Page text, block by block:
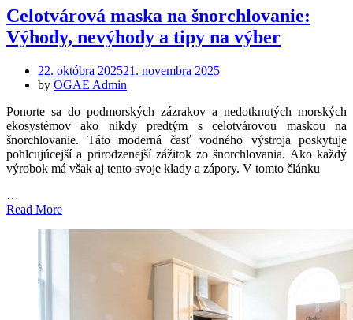
Celotvárová maska na šnorchlovanie:
Výhody, nevýhody a tipy na výber
Posted
on
22. októbra 202521. novembra 2025
by OGAE Admin
Ponorte sa do podmorských zázrakov a nedotknutých morských
ekosystémov ako nikdy predtým s celotvárovou maskou na
šnorchlovanie. Táto moderná časť vodného výstroja poskytuje
pohlcujúcejší a prirodzenejší zážitok zo šnorchlovania. Ako každý
výrobok má však aj tento svoje klady a zápory. V tomto článku
…
Read More